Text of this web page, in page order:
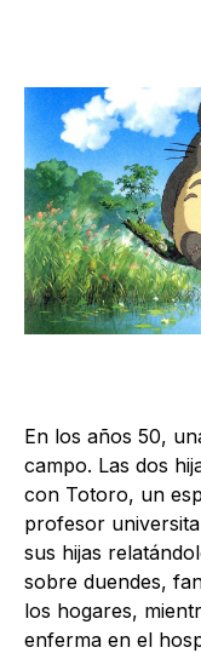
En los años 50,
campo. Las dos
con Totoro, un
profesor
sus hijas
sobre duendes,
los hogares,
enferma en el